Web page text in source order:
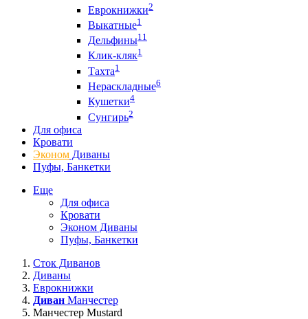
Еврокнижки2
Выкатные1
Дельфины11
Клик-кляк1
Тахта1
Нераскладные6
Кушетки4
Сунгирь2
Для офиса
Кровати
Эконом Диваны
Пуфы, Банкетки
Еще
Для офиса
Кровати
Эконом Диваны
Пуфы, Банкетки
Сток Диванов
Диваны
Еврокнижки
Диван Манчестер
Манчестер Mustard